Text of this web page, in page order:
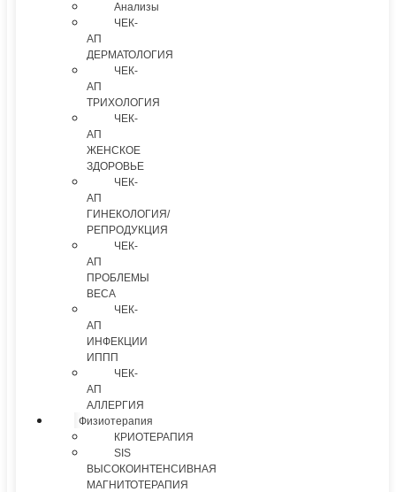
Анализы
ЧЕК-
АП
ДЕРМАТОЛОГИЯ
ЧЕК-
АП
ТРИХОЛОГИЯ
ЧЕК-
АП
ЖЕНСКОЕ
ЗДОРОВЬЕ
ЧЕК-
АП
ГИНЕКОЛОГИЯ/
РЕПРОДУКЦИЯ
ЧЕК-
АП
ПРОБЛЕМЫ
ВЕСА
ЧЕК-
АП
ИНФЕКЦИИ
ИППП
ЧЕК-
АП
АЛЛЕРГИЯ
Физиотерапия
КРИОТЕРАПИЯ
SIS
ВЫСОКОИНТЕНСИВНАЯ
МАГНИТОТЕРАПИЯ